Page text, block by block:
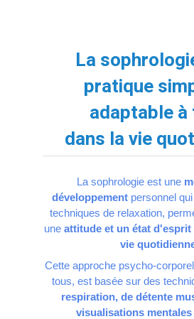
La
pratique
adaptable à
dans la vie
La sophrologie est une
développement personnel
techniques de relaxation,
une attitude et un état
vie
Cette approche psycho-
tous, est basée sur des
respiration, de détente
visualisations